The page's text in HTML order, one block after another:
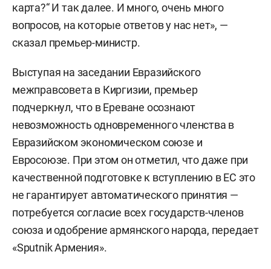
карта?“ И так далее. И много, очень много
вопросов, на которые ответов у нас нет», —
сказал премьер-министр.
Выступая на заседании Евразийского
межправсовета в Киргизии, премьер
подчеркнул, что в Ереване осознают
невозможность одновременного членства в
Евразийском экономическом союзе и
Евросоюзе. При этом он отметил, что даже при
качественной подготовке к вступлению в ЕС это
не гарантирует автоматического принятия —
потребуется согласие всех государств-членов
союза и одобрение армянского народа, передает
«Sputnik Армения».